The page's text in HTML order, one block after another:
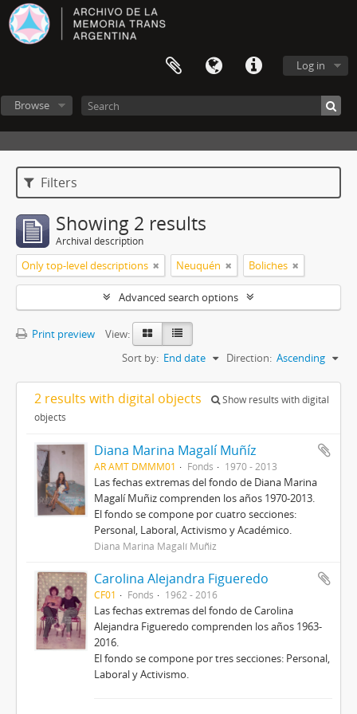
Log in
Browse
Filters
Showing 2 results
Archival description
Only top-level descriptions Neuquén Boliches
Advanced search options
Print preview
View:
Sort by: End date Direction: Ascending
2 results with digital objects
Show results with digital
objects
Diana Marina Magalí Muñíz
AR AMT DMMM01 Fonds 1970 - 2013
Las fechas extremas del fondo de Diana Marina
Magalí Muñiz comprenden los años 1970-2013.
El fondo se compone por cuatro secciones:
Personal, Laboral, Activismo y Académico.
Diana Marina Magalí Muñiz
Carolina Alejandra Figueredo
CF01 Fonds 1962 - 2016
Las fechas extremas del fondo de Carolina
Alejandra Figueredo comprenden los años 1963-
2016.
El fondo se compone por tres secciones: Personal,
Laboral y Activismo.